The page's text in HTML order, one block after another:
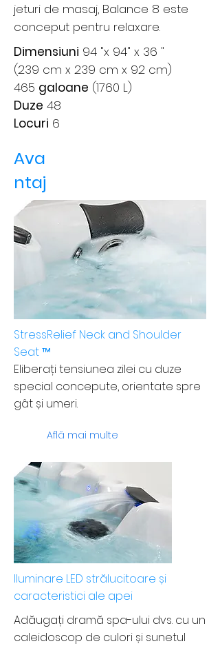
jeturi de masaj, Balance 8 este
conceput pentru relaxare.
Dimensiuni 94 "x 94" x 36 "
(239 cm x 239 cm x 92 cm)
465 galoane (1760 L)
Duze 48
Locuri 6
Ava
ntaj
e
StressRelief Neck and Shoulder
Seat ™
Eliberați tensiunea zilei cu duze
special concepute, orientate spre
gât și umeri.
Află mai multe
Iluminare LED strălucitoare și
caracteristici ale apei
Adăugați dramă spa-ului dvs. cu un
caleidoscop de culori și sunetul